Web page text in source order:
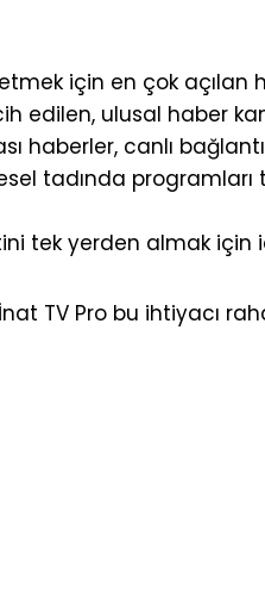
için en çok açılan
edilen, ulusal haber
haberler, canlı
tadında
tek yerden almak için
TV Pro bu ihtiyacı